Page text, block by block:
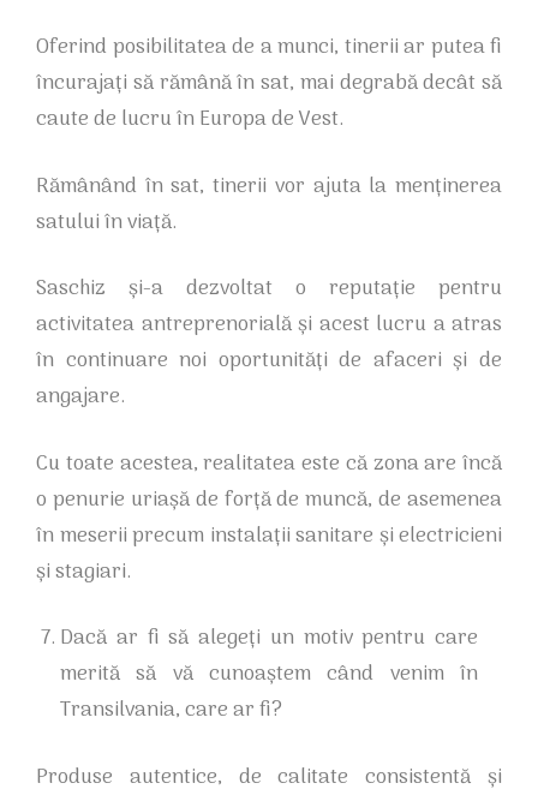
Oferind posibilitatea de a munci, tinerii ar putea fi
încurajați să rămână în sat, mai degrabă decât să
caute de lucru în Europa de Vest.
Rămânând în sat, tinerii vor ajuta la menținerea
satului în viață.
Saschiz și-a dezvoltat o reputație pentru
activitatea antreprenorială și acest lucru a atras
în continuare noi oportunități de afaceri și de
angajare.
Cu toate acestea, realitatea este că zona are încă
o penurie uriașă de forță de muncă, de asemenea
în meserii precum instalații sanitare și electricieni
și stagiari.
Dacă ar fi să alegeți un motiv pentru care
merită să vă cunoaștem când venim în
Transilvania, care ar fi?
Produse autentice, de calitate consistentă și